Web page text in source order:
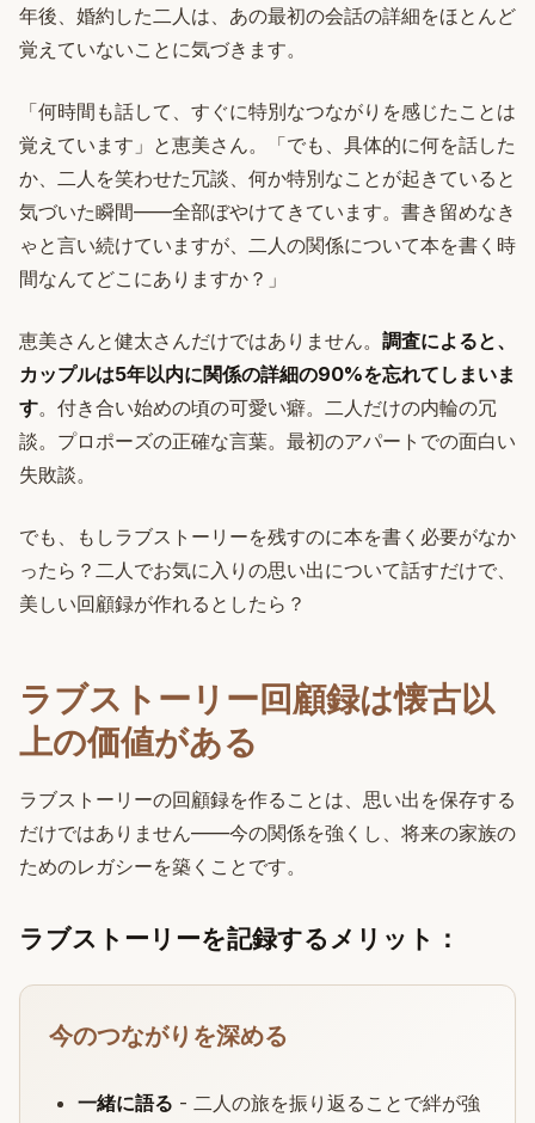
年後、婚約した二人は、あの最初の会話の詳細をほとんど
覚えていないことに気づきます。
「何時間も話して、すぐに特別なつながりを感じたことは
覚えています」と恵美さん。「でも、具体的に何を話した
か、二人を笑わせた冗談、何か特別なことが起きていると
気づいた瞬間——全部ぼやけてきています。書き留めなき
ゃと言い続けていますが、二人の関係について本を書く時
間なんてどこにありますか？」
恵美さんと健太さんだけではありません。 調査によると、
カップルは5年以内に関係の詳細の90%を忘れてしまいま
す。付き合い始めの頃の可愛い癖。二人だけの内輪の冗
談。プロポーズの正確な言葉。最初のアパートでの面白い
失敗談。
でも、もしラブストーリーを残すのに本を書く必要がなか
ったら？二人でお気に入りの思い出について話すだけで、
美しい回顧録が作れるとしたら？
ラブストーリー回顧録は懐古以
上の価値がある
ラブストーリーの回顧録を作ることは、思い出を保存する
だけではありません——今の関係を強くし、将来の家族の
ためのレガシーを築くことです。
ラブストーリーを記録するメリット：
今のつながりを深める
一緒に語る - 二人の旅を振り返ることで絆が強